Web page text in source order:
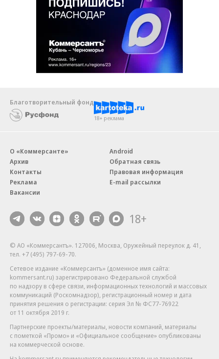
Благотворительный фонд
18+ реклама
О «Коммерсанте»
Архив
Контакты
Реклама
Вакансии
Android
Обратная связь
Правовая информация
E-mail рассылки
18+
© АО «Коммерсантъ». 127006, Москва, Оружейный переулок д. 41,
тел. +7 (495) 797-69-70.
Сетевое издание «Коммерсантъ» (доменное имя сайта:
kommersant.ru) зарегистрировано Федеральной службой
по надзору в сфере связи, информационных технологий и массовых
коммуникаций (Роскомнадзор), регистрационный номер и дата
принятия решения о регистрации: серия Эл № ФС77-76922
от 11 октября 2019 г.
Партнерские проекты/материалы, новости компаний, материалы
с пометкой «Промо» и «Официальное сообщение» опубликованы
на коммерческой основе.